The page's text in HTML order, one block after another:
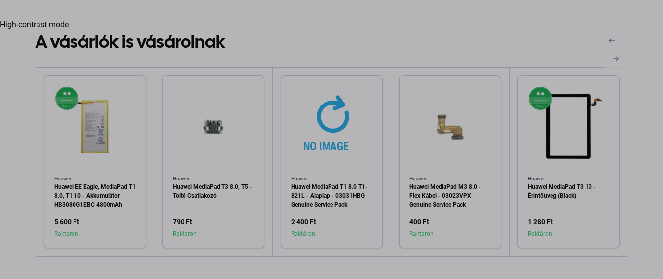
High-contrast mode
A vásárlók is vásárolnak
Huawei
Huawei EE Eagle, MediaPad T1
8.0, T1 10 - Akkumulátor
HB3080G1EBC 4800mAh
5 600 Ft
Raktáron
Huawei
Huawei MediaPad T3 8.0, T5 -
Töltő Csatlakozó
790 Ft
Raktáron
Huawei
Huawei MediaPad T1 8.0 T1-
821L - Alaplap - 03031HBG
Genuine Service Pack
2 400 Ft
Raktáron
Huawei
Huawei MediaPad M3 8.0 -
Flex Kábel - 03023VPX
Genuine Service Pack
400 Ft
Raktáron
Huawei
Huawei MediaPad T3 10 -
Érintőüveg (Black)
1 280 Ft
Raktáron